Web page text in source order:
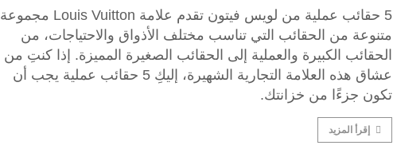
5 حقائب عملية من لويس فيتون تقدم علامة Louis Vuitton مجموعة
متنوعة من الحقائب التي تناسب مختلف الأذواق والاحتياجات، من
الحقائب الكبيرة والعملية إلى الحقائب الصغيرة المميزة. إذا كنتِ من
عشاق هذه العلامة التجارية الشهيرة، إليكِ 5 حقائب عملية يجب أن
تكون جزءًا من خزانتك.
إقرأ المزيد